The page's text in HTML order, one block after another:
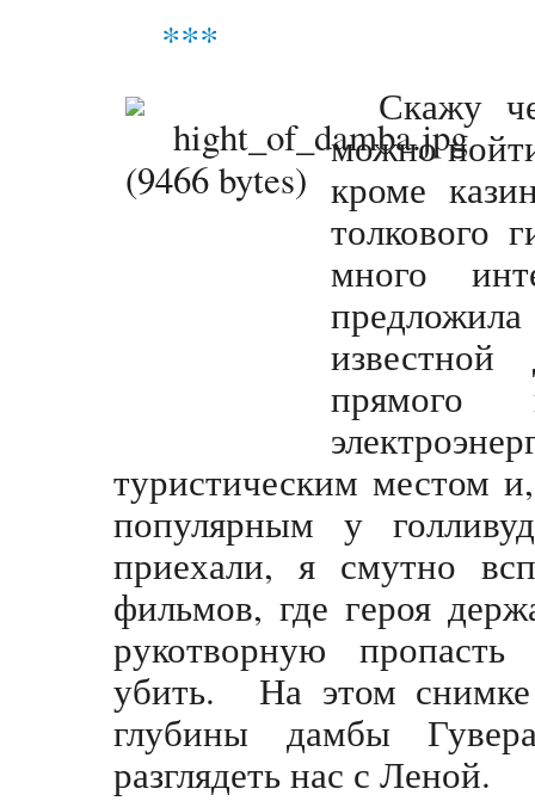
***
Скажу
можно
кроме
толкового
много
прямого
туристическим местом
популярным у
приехали, я смутно
фильмов, где героя
рукотворную
убить. На этом
глубины дамбы
разглядеть нас с Леной.